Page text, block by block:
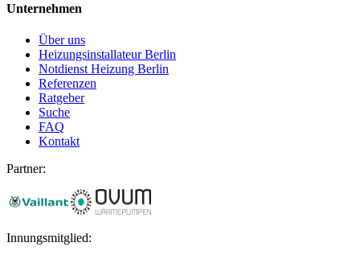
Unternehmen
Über uns
Heizungsinstallateur Berlin
Notdienst Heizung Berlin
Referenzen
Ratgeber
Suche
FAQ
Kontakt
Partner:
Innungsmitglied: